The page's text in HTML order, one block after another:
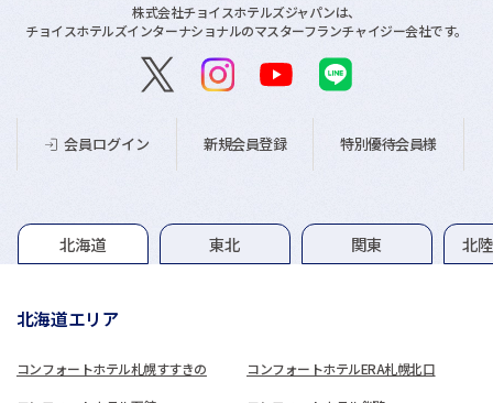
株式会社チョイスホテルズジャパンは、
チョイスホテルズインターナショナルのマスターフランチャイジー会社です。
会員ログイン 新規会員登録 特別優待会員様
グループホテル一覧
北海道 東北 関東 北
北海道エリア
コンフォートホテル札幌すすきの コンフォートホテルERA札幌北口